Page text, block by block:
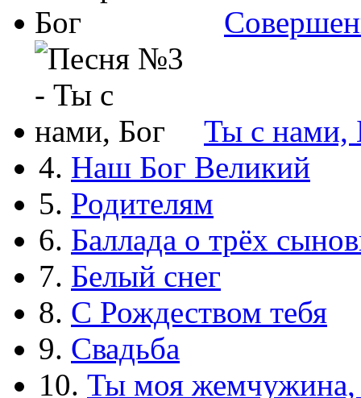
Ты с нами,
4. Наш Бог Великий
5. Родителям
6. Баллада о трёх
7. Белый снег
8. С Рождеством тебя
9. Свадьба
10. Ты моя жемчужина,